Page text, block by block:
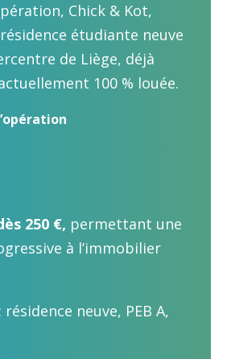
Chick & Kot,
étudiante neuve
de Liège, déjà
100 % louée.
250 €, permettant une
à l’immobilier
: résidence neuve, PEB A,